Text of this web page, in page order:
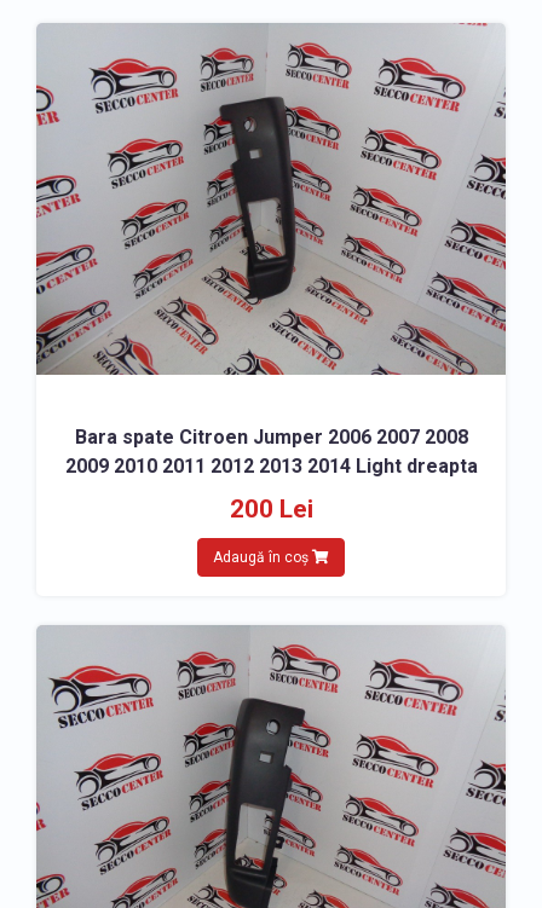
Bara spate Citroen Jumper 2006 2007 2008
2009 2010 2011 2012 2013 2014 Light dreapta
200 Lei
Adaugă în coș